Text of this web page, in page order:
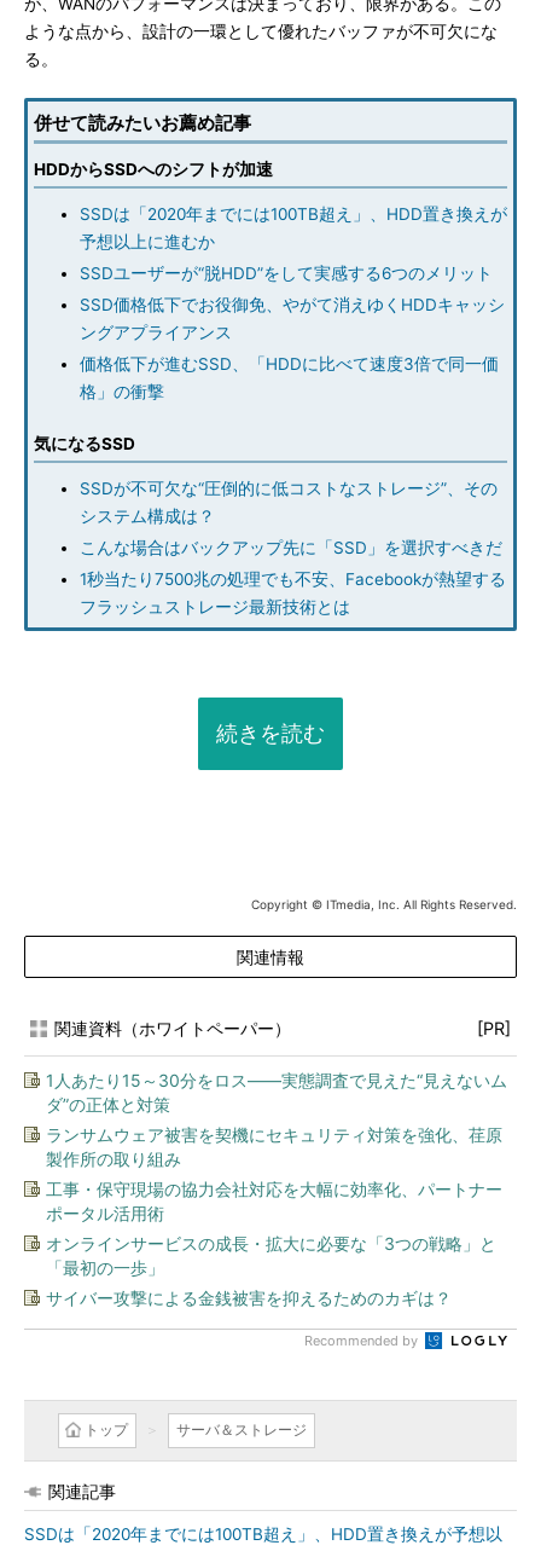
ような点から、設計の一環として優れたバッファが不可欠にな
る。
併せて読みたいお薦め記事
HDDからSSDへのシフトが加速
SSDは「2020年までには100TB超え」、HDD置き換えが
予想以上に進むか
SSDユーザーが“脱HDD”をして実感する6つのメリット
SSD価格低下でお役御免、やがて消えゆくHDDキャッシ
ングアプライアンス
価格低下が進むSSD、「HDDに比べて速度3倍で同一価
格」の衝撃
気になるSSD
SSDが不可欠な“圧倒的に低コストなストレージ”、その
システム構成は？
こんな場合はバックアップ先に「SSD」を選択すべきだ
1秒当たり7500兆の処理でも不安、Facebookが熱望する
フラッシュストレージ最新技術とは
続きを読む
Copyright © ITmedia, Inc. All Rights Reserved.
関連情報
関連資料（ホワイトペーパー） [PR]
1人あたり15～30分をロス――実態調査で見えた“見えないム
ダ”の正体と対策
ランサムウェア被害を契機にセキュリティ対策を強化、荏原
製作所の取り組み
工事・保守現場の協力会社対応を大幅に効率化、パートナー
ポータル活用術
オンラインサービスの成長・拡大に必要な「3つの戦略」と
「最初の一歩」
サイバー攻撃による金銭被害を抑えるためのカギは？
Recommended by
トップ サーバ＆ストレージ
関連記事
SSDは「2020年までには100TB超え」、HDD置き換えが予想以